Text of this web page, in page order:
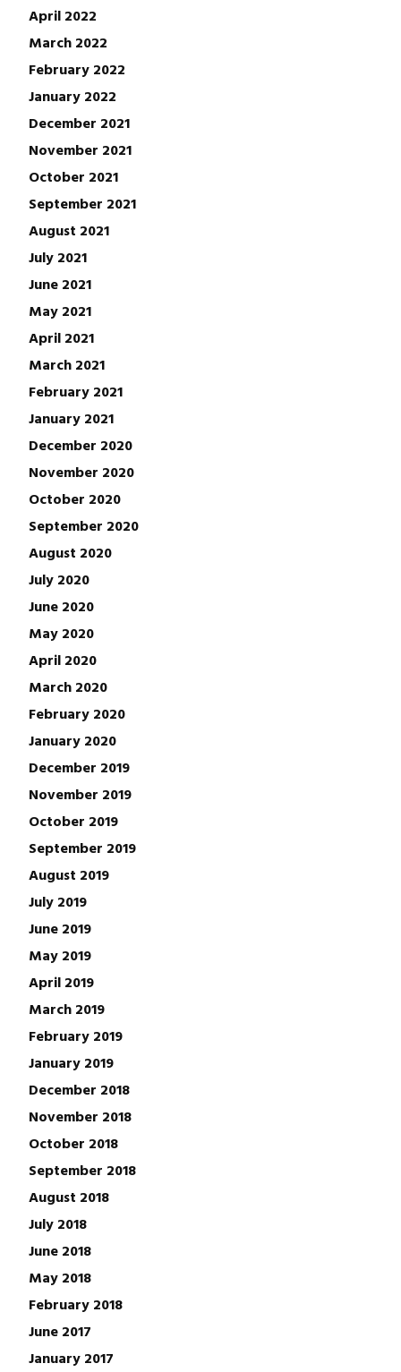
April 2022
March 2022
February 2022
January 2022
December 2021
November 2021
October 2021
September 2021
August 2021
July 2021
June 2021
May 2021
April 2021
March 2021
February 2021
January 2021
December 2020
November 2020
October 2020
September 2020
August 2020
July 2020
June 2020
May 2020
April 2020
March 2020
February 2020
January 2020
December 2019
November 2019
October 2019
September 2019
August 2019
July 2019
June 2019
May 2019
April 2019
March 2019
February 2019
January 2019
December 2018
November 2018
October 2018
September 2018
August 2018
July 2018
June 2018
May 2018
February 2018
June 2017
January 2017